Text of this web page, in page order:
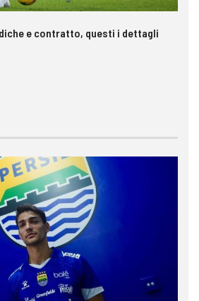
e contratto, questi i dettagli